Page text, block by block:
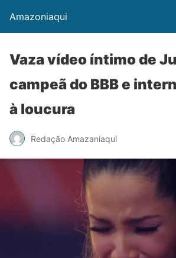
Amazoniaqui
Vaza vídeo íntimo de
campeã do BBB e
à loucura
Redação Amazaniaqui